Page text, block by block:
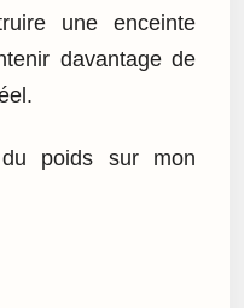
une enceinte
davantage de
poids sur mon